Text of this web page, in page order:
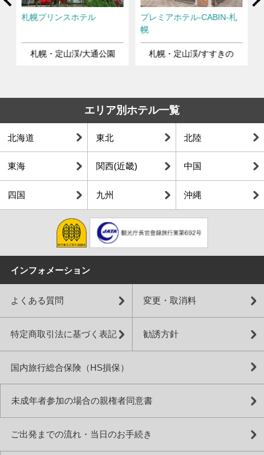
札幌プリンスホテル
札幌・定山渓/大通公園
プレミアホテル-CABIN-札
幌
札幌・定山渓/すすきの
エリア別ホテル一覧
北海道 東北 北陸
東海 関西(近畿) 中国
四国 九州 沖縄
インフォメーション
よくある質問 変更・取消料
特定商取引法に基づく表記 勧誘方針
国内旅行総合保険（HS損保）
未成年者参加の場合の親権者同意書
ご出発までの流れ・当日のお手続き